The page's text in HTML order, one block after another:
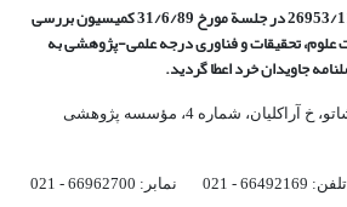
بررسی
علوم، تحقیقات و فناوری درجه علمی‌-پژوهشیبه
جاویدان خرد اعطا گردید.
آدرس : تهــران، خ نوفل لوشاتو، خ آراکلیان، شماره 4،‌ مؤسسه پژوهشی